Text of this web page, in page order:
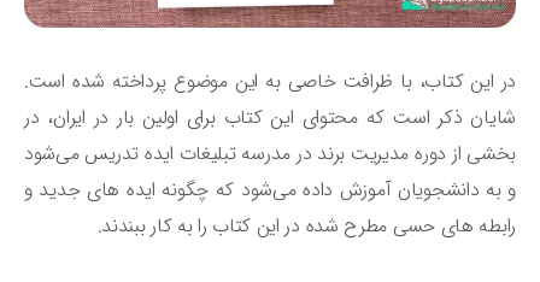
این کتاب، با ظرافت خاصی به این موضوع پرداخته شده است.
ذکر است که محتوای این کتاب برای اولین بار در ایران، در
از دوره‌ مدیریت برند در مدرسه تبلیغات ایده تدریس می‌شود
دانشجویان آموزش داده می‌شود که چگونه ایده های جدید و
های حسی مطرح شده در این کتاب را به کار ببندند.